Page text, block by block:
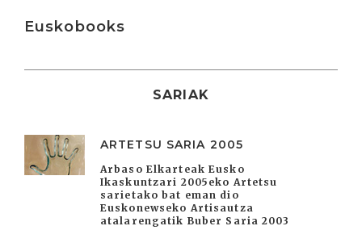
Euskobooks
SARIAK
ARTETSU SARIA 2005
Arbaso Elkarteak Eusko
Ikaskuntzari 2005eko Artetsu
sarietako bat eman dio
Euskonewseko Artisautza
atalarengatik Buber Saria 2003